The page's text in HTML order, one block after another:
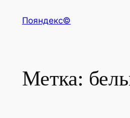
Пояндекс©
Метка: